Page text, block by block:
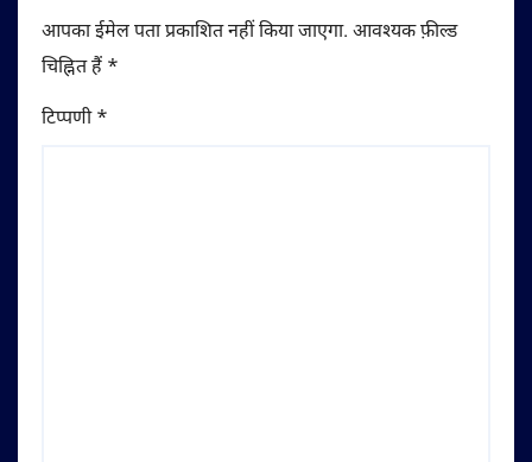
आपका ईमेल पता प्रकाशित नहीं किया जाएगा. आवश्यक फ़ील्ड
चिह्नित हैं *
टिप्पणी*